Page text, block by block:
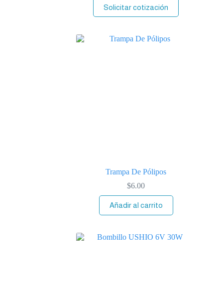
Solicitar cotización
Trampa De Pólipos
$6.00
Añadir al carrito